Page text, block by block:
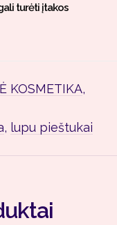
turėti įtakos
KOSMETIKA,
, lupu pieštukai